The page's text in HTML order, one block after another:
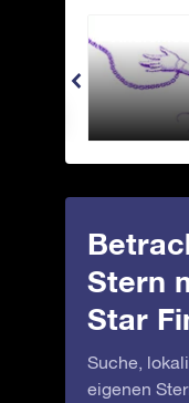
Stern
Star
Suche,
eigenen